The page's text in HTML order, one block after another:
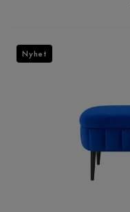
Nyhet